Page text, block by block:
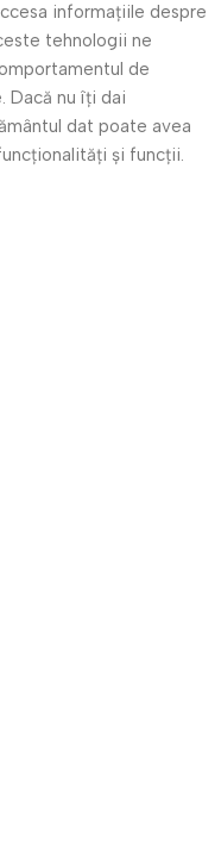
informațiile despre
tehnologii ne
de
Dacă nu îți dai
dat poate avea
și funcții.